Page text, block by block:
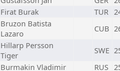
Firat Burak TUR
Bruzon Batista
Lazaro
CUB
Hillarp Persson
Tiger
SWE
Burmakin Vladimir RUS